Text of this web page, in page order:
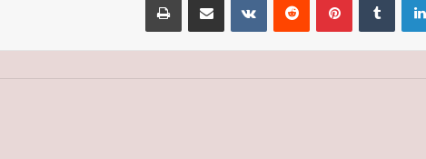
لتسريع الرد على شكاوى المستثمرين